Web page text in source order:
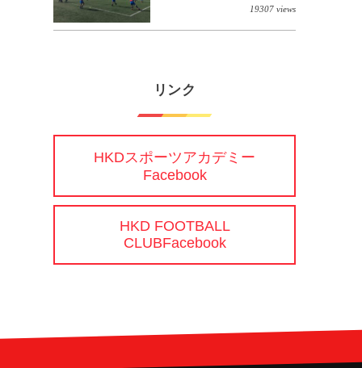
19307 views
リンク
HKDスポーツアカデミー
Facebook
HKD FOOTBALL
CLUBFacebook